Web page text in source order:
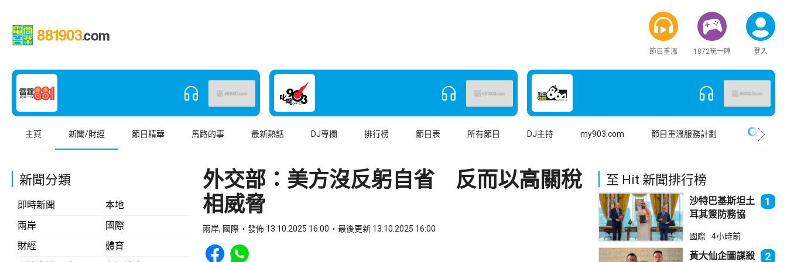
節目重溫 1872玩一陣 登入
主頁 新聞/財經 節目精華 馬路的事 最新熱話 DJ專欄 排行榜 節目表 所有節目 DJ主持 my903.com 節目重溫服務計劃
新聞分類
即時新聞
本地
兩岸
國際
財經
體育
外交部：美方沒反躬自省 反而以高關稅
相威脅
兩岸, 國際 發佈 13.10.2025 16:00 最後更新 13.10.2025 16:00
Share to Facebook
Share to WhatsApp
至 Hit 新聞排行榜
沙特巴基斯坦土
耳其簽防務協
林團結
1
國際 4小時前
黃大仙企圖謀殺 2